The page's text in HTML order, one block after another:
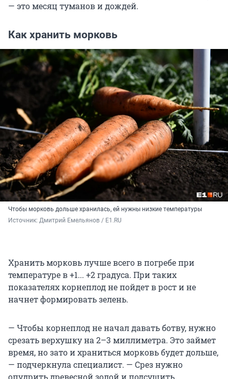
— это месяц туманов и дождей.
Как хранить морковь
Чтобы морковь дольше хранилась, ей нужны низкие температуры
Источник: Дмитрий Емельянов / E1.RU
Хранить морковь лучше всего в погребе при
температуре в +1... +2 градуса. При таких
показателях корнеплод не пойдет в рост и не
начнет формировать зелень.
— Чтобы корнеплод не начал давать ботву, нужно
срезать верхушку на 2–3 миллиметра. Это займет
время, но зато и храниться морковь будет дольше,
— подчеркнула специалист. — Срез нужно